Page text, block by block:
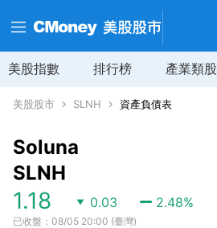
美股指數 排行榜 產業類股
美股股市 SLNH 資產負債表
Soluna
SLNH
1.18 0.03 2.48%
已收盤：08/05 20:00 (臺灣)